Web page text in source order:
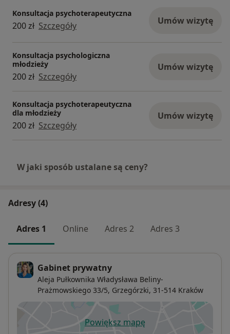
Konsultacja psychoterapeutyczna
200 zł Szczegóły Umów wizytę
Konsultacja psychologiczna
młodzieży
200 zł Szczegóły
Umów wizytę
Konsultacja psychoterapeutyczna
dla młodzieży
200 zł Szczegóły
Umów wizytę
W jaki sposób ustalane są ceny?
Adresy (4)
Adres 1 Online Adres 2 Adres 3
Gabinet prywatny
Aleja Pułkownika Władysława Beliny-
Prażmowskiego 33/5, Grzegórzki, 31-514 Kraków
Powiększ mapęotwiera się w nowej karcie